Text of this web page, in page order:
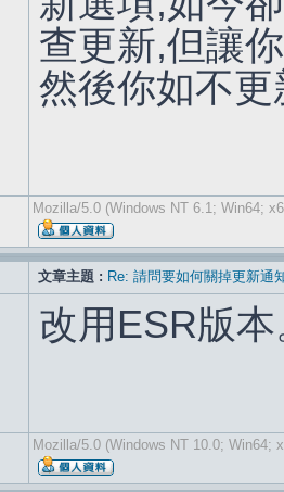
查更新,但讓
然後你如不
Mozilla/5.0 (Windows NT 6.1; Win64;
文章主題 : Re: 請問要如何關掉更新通
改用ESR版
Mozilla/5.0 (Windows NT 10.0; Win64;